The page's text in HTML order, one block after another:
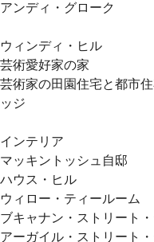
アンディ・グローク
ウィンディ・ヒル
芸術愛好家の家
芸術家の田園住宅と都市
ッジ
インテリア
マッキントッシュ自邸
ハウス・ヒル
ウィロー・ティールーム
ブキャナン・ストリート
アーガイル・ストリート